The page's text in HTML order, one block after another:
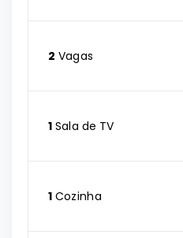
2 Vagas
1 Sala de TV
1 Cozinha